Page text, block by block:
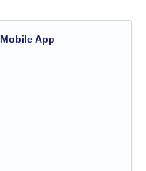
Mobile App